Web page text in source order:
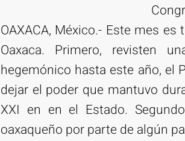
OAXACA, México.- Este mes
Oaxaca. Primero, revisten
hegemónico hasta este año, el
dejar el poder que mantuvo
XXI en en el Estado.
oaxaqueño por parte de algún